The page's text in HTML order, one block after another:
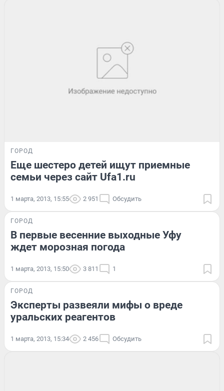
ГОРОД
Еще шестеро детей ищут приемные
семьи через сайт Ufa1.ru
1 марта, 2013, 15:55 2 951 Обсудить
ГОРОД
В первые весенние выходные Уфу
ждет морозная погода
1 марта, 2013, 15:50 3 811 1
ГОРОД
Эксперты развеяли мифы о вреде
уральских реагентов
1 марта, 2013, 15:34 2 456 Обсудить